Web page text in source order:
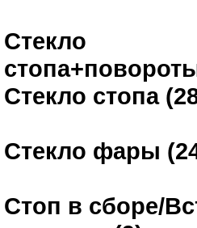
Стекло
Стекло стопа
Стекло фары
Стоп в сборе/